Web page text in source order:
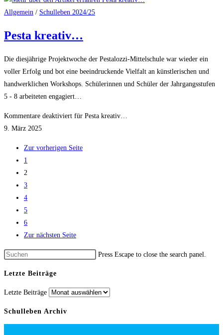
Allgemein / Schulleben 2024/25
Pesta kreativ…
Die diesjährige Projektwoche der Pestalozzi-Mittelschule war wieder ein
voller Erfolg und bot eine beeindruckende Vielfalt an künstlerischen und
handwerklichen Workshops. Schülerinnen und Schüler der Jahrgangsstufen
5 - 8 arbeiteten engagiert…
Kommentare deaktiviert für Pesta kreativ…
9. März 2025
Zur vorherigen Seite
1
2
3
4
5
6
Zur nächsten Seite
Press Escape to close the search panel.
Letzte Beiträge
Letzte Beiträge
Schulleben Archiv